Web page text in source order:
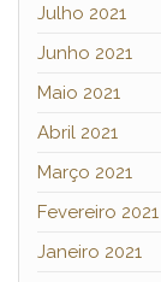
Julho 2021
Junho 2021
Maio 2021
Abril 2021
Março 2021
Fevereiro 2021
Janeiro 2021